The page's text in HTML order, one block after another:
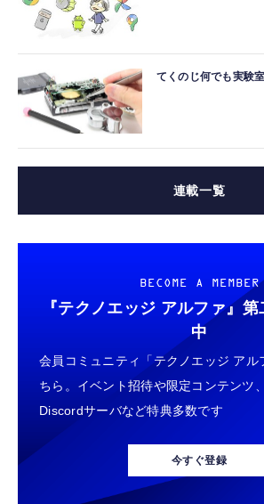
てくのじ何でも実験
連載一覧
BECOME A MEMBER
『テクノエッジ アルファ』 第
中
会員コミュニティ「テクノエッジ アル
ちら。イベント招待や限定コンテンツ
Discordサーバなど特典多数です
今すぐ登録